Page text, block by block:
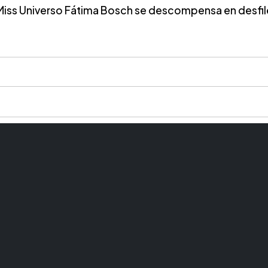
Universo Fátima Bosch se descompensa en